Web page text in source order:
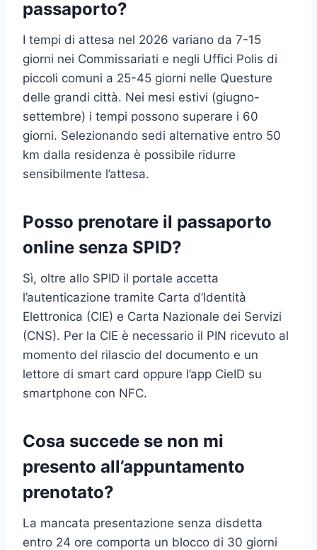
passaporto?
I tempi di attesa nel 2026 variano da 7-15
giorni nei Commissariati e negli Uffici Polis di
piccoli comuni a 25-45 giorni nelle Questure
delle grandi città. Nei mesi estivi (giugno-
settembre) i tempi possono superare i 60
giorni. Selezionando sedi alternative entro 50
km dalla residenza è possibile ridurre
sensibilmente l’attesa.
Posso prenotare il passaporto
online senza SPID?
Sì, oltre allo SPID il portale accetta
l’autenticazione tramite Carta d’Identità
Elettronica (CIE) e Carta Nazionale dei Servizi
(CNS). Per la CIE è necessario il PIN ricevuto al
momento del rilascio del documento e un
lettore di smart card oppure l’app CieID su
smartphone con NFC.
Cosa succede se non mi
presento all’appuntamento
prenotato?
La mancata presentazione senza disdetta
entro 24 ore comporta un blocco di 30 giorni